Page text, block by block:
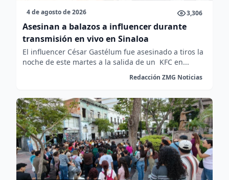
4 de agosto de 2026 3,306
Asesinan a balazos a influencer durante
transmisión en vivo en Sinaloa
El influencer César Gastélum fue asesinado a tiros la
noche de este martes a la salida de un KFC en...
Redacción ZMG Noticias